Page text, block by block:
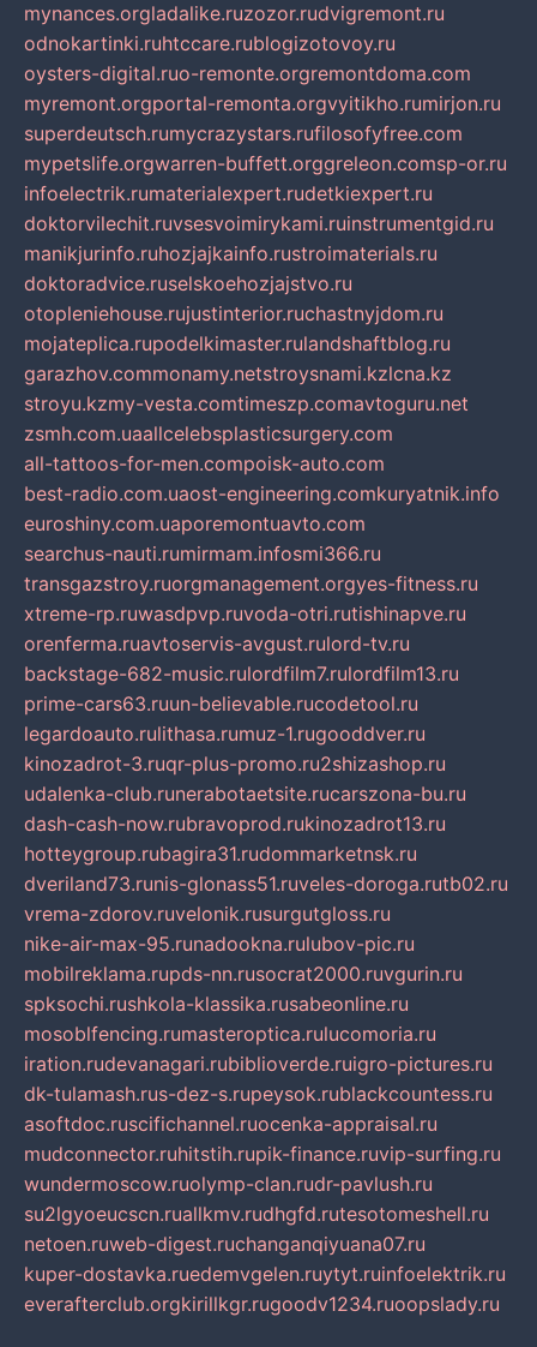
mynances.orgladalike.ruzozor.rudvigremont.ru
odnokartinki.ruhtccare.rublogizotovoy.ru
oysters-digital.ruo-remonte.orgremontdoma.com
myremont.orgportal-remonta.orgvyitikho.rumirjon.ru
superdeutsch.rumycrazystars.rufilosofyfree.com
mypetslife.orgwarren-buffett.orggreleon.comsp-or.ru
infoelectrik.rumaterialexpert.rudetkiexpert.ru
doktorvilechit.ruvsesvoimirykami.ruinstrumentgid.ru
manikjurinfo.ruhozjajkainfo.rustroimaterials.ru
doktoradvice.ruselskoehozjajstvo.ru
otopleniehouse.rujustinterior.ruchastnyjdom.ru
mojateplica.rupodelkimaster.rulandshaftblog.ru
garazhov.commonamy.netstroysnami.kzlcna.kz
stroyu.kzmy-vesta.comtimeszp.comavtoguru.net
zsmh.com.uaallcelebsplasticsurgery.com
all-tattoos-for-men.compoisk-auto.com
best-radio.com.uaost-engineering.comkuryatnik.info
euroshiny.com.uaporemontuavto.com
searchus-nauti.rumirmam.infosmi366.ru
transgazstroy.ruorgmanagement.orgyes-fitness.ru
xtreme-rp.ruwasdpvp.ruvoda-otri.rutishinapve.ru
orenferma.ruavtoservis-avgust.rulord-tv.ru
backstage-682-music.rulordfilm7.rulordfilm13.ru
prime-cars63.ruun-believable.rucodetool.ru
legardoauto.rulithasa.rumuz-1.rugooddver.ru
kinozadrot-3.ruqr-plus-promo.ru2shizashop.ru
udalenka-club.runerabotaetsite.rucarszona-bu.ru
dash-cash-now.rubravoprod.rukinozadrot13.ru
hotteygroup.rubagira31.rudommarketnsk.ru
dveriland73.runis-glonass51.ruveles-doroga.rutb02.ru
vrema-zdorov.ruvelonik.rusurgutgloss.ru
nike-air-max-95.runadookna.rulubov-pic.ru
mobilreklama.rupds-nn.rusocrat2000.ruvgurin.ru
spksochi.rushkola-klassika.rusabeonline.ru
mosoblfencing.rumasteroptica.rulucomoria.ru
iration.rudevanagari.rubiblioverde.ruigro-pictures.ru
dk-tulamash.rus-dez-s.rupeysok.rublackcountess.ru
asoftdoc.ruscifichannel.ruocenka-appraisal.ru
mudconnector.ruhitstih.rupik-finance.ruvip-surfing.ru
wundermoscow.ruolymp-clan.rudr-pavlush.ru
su2lgyoeucscn.ruallkmv.rudhgfd.rutesotomeshell.ru
netoen.ruweb-digest.ruchanganqiyuana07.ru
kuper-dostavka.ruedemvgelen.ruytyt.ruinfoelektrik.ru
everafterclub.orgkirillkgr.rugoodv1234.ruoopslady.ru